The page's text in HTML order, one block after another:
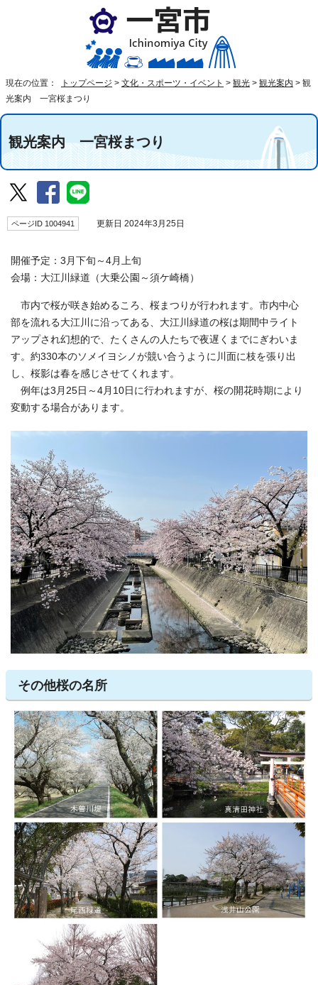
現在の位置： トップページ > 文化・スポーツ・イベント > 観光 > 観光案内 > 観
光案内 一宮桜まつり
観光案内 一宮桜まつり
ページID 1004941 更新日 2024年3月25日
開催予定：3月下旬～4月上旬
会場：大江川緑道（大乗公園～須ケ崎橋）
市内で桜が咲き始めるころ、桜まつりが行われます。市内中心
部を流れる大江川に沿ってある、大江川緑道の桜は期間中ライト
アップされ幻想的で、たくさんの人たちで夜遅くまでにぎわいま
す。約330本のソメイヨシノが競い合うように川面に枝を張り出
し、桜影は春を感じさせてくれます。
例年は3月25日～4月10日に行われますが、桜の開花時期により
変動する場合があります。
その他桜の名所